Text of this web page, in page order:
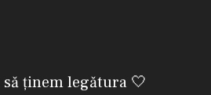
ținem legătura 🤍